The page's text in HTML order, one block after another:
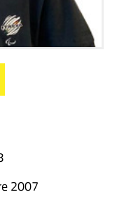
2007